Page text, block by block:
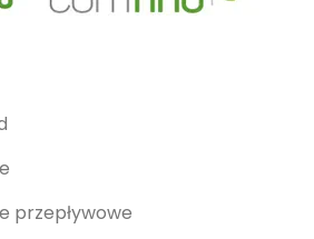
przepływowe